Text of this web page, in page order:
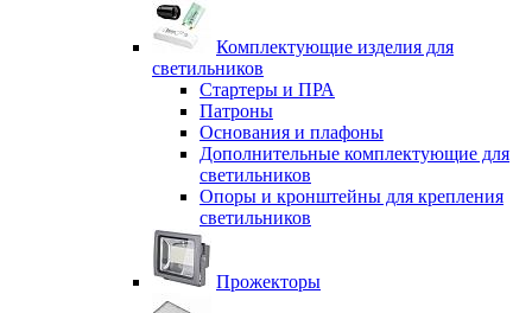
Комплектующие изделия для
светильников
Стартеры и ПРА
Патроны
Основания и плафоны
Дополнительные комплектующие для
светильников
Опоры и кронштейны для крепления
светильников
Прожекторы